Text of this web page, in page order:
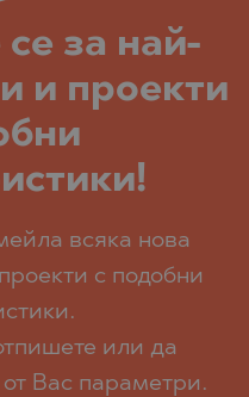
за най-
и проекти
всяка нова
с подобни
или да
Вас параметри.